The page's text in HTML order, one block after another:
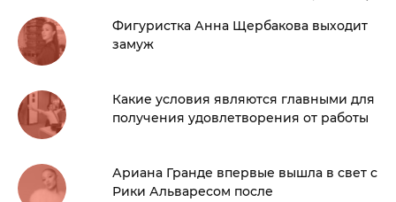
Фигуристка Анна Щербакова выходит
замуж
Какие условия являются главными для
получения удовлетворения от работы
Ариана Гранде впервые вышла в свет с
Рики Альваресом после